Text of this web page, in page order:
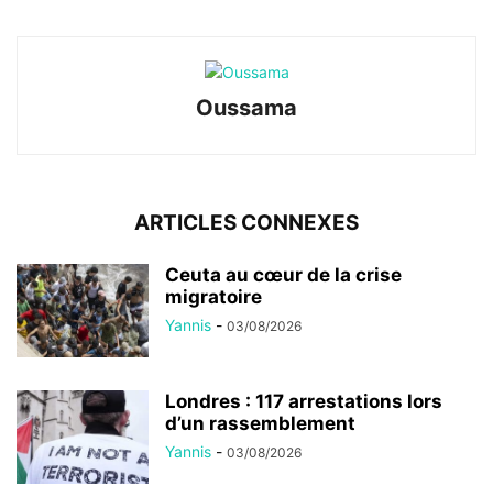
Oussama
ARTICLES CONNEXES
Ceuta au cœur de la crise
migratoire
Yannis - 03/08/2026
Londres : 117 arrestations lors
d’un rassemblement
Yannis - 03/08/2026